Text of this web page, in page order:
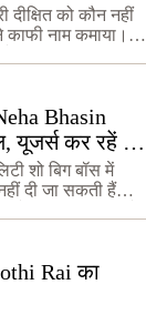
को कौन नहीं
नाम कमाया।
Bhasin
यूजर्स कर रहें भद्दे
शो बिग बॉस में
दी जा सकती हैं
Rai का